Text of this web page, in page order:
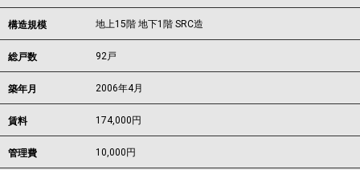
構造規模 地上15階 地下1階 SRC造
総戸数 92戸
築年月 2006年4月
賃料 174,000 円
管理費 10,000円